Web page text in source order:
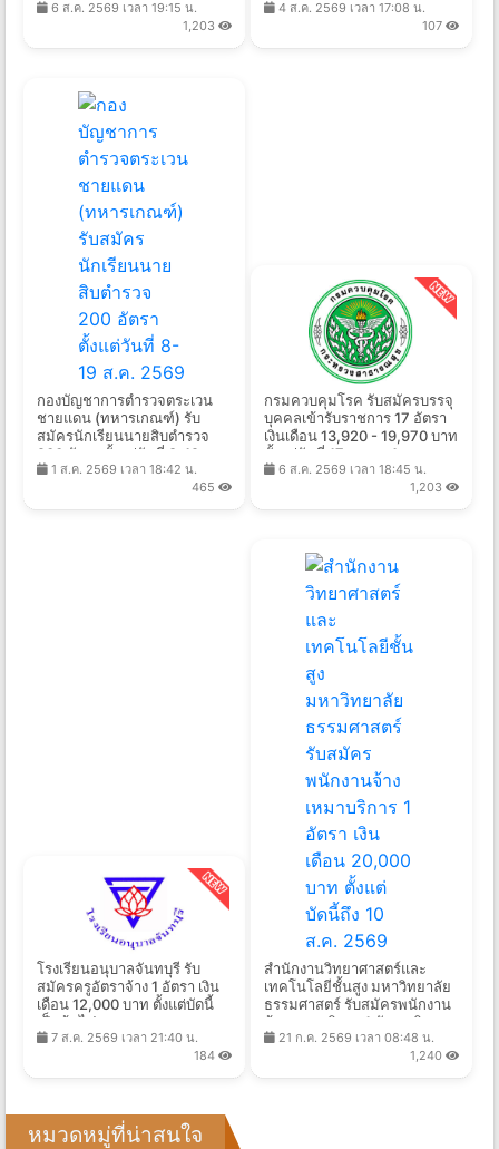
ส.ค. 2569
6 ส.ค. 2569 เวลา 19:15 น.
1,203
2569
4 ส.ค. 2569 เวลา 17:08 น.
107
กองบัญชาการตำรวจตระเวน
ชายแดน (ทหารเกณฑ์) รับ
สมัครนักเรียนนายสิบตำรวจ
200 อัตรา ตั้งแต่วันที่ 8-19 ส.ค.
25691 ส.ค. 2569 เวลา 18:42 น.
465
กรมควบคุมโรค รับสมัครบรรจุ
บุคคลเข้ารับราชการ 17 อัตรา
เงินเดือน 13,920 - 19,970 บาท
ตั้งแต่วันที่ 17 ส.ค. - 4 ก.ย.
2569
6 ส.ค. 2569 เวลา 18:45 น.
1,203
โรงเรียนอนุบาลจันทบุรี รับ
สมัครครูอัตราจ้าง 1 อัตรา เงิน
เดือน 12,000 บาท ตั้งแต่บัดนี้
เป็นต้นไป
7 ส.ค. 2569 เวลา 21:40 น.
184
สำนักงานวิทยาศาสตร์และ
เทคโนโลยีชั้นสูง มหาวิทยาลัย
ธรรมศาสตร์ รับสมัครพนักงาน
จ้างเหมาบริการ 1 อัตรา เงิน
เดือน 20,000 บาท ตั้งแต่บัดนี้
21 ก.ค. 2569 เวลา 08:48 น.
1,240
หมวดหมู่ที่น่าสนใจ